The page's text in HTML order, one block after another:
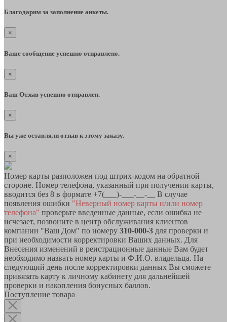
Благодарим за заполнение анкеты.
×
Ваше сообщение успешно отправлено.
×
Ваш Отзыв успешно отправлен.
×
Вы уже оставляли отзыв к этому заказу.
×
Номер карты разположен под штрих-кодом на обратной
стороне. Номер телефона, указанный при получении карты,
вводится без 8 в формате +7(___)-___-__-__ В случае
появления ошибки "Неверный номер карты и/или номер
телефона" проверьте введенные данные, если ошибка не
исчезает, позвоните в центр обслуживания клиентов
компании "Ваш Дом" по номеру 310-000-3 для проверки и
при необходимости корректировки Ваших данных. Для
Внесения изменений в реистрационные данные Вам будет
необходимо назвать номер карты и Ф.И.О. владельца. На
следующий день после корректировки данных Вы сможете
привязать карту к личному кабинету для дальнейшей
проверки и накопления бонусных баллов.
Поступление товара